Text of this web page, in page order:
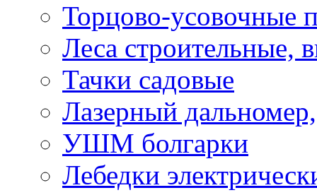
Торцово-усовочные
Леса строительные,
Тачки садовые
Лазерный дальномер,
УШМ болгарки
Лебедки